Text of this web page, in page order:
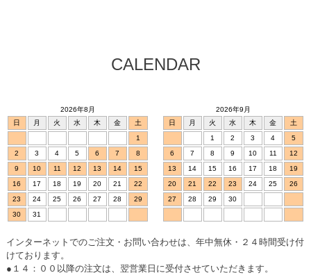
CALENDAR
2026年8月
日
月 火 水 木 金
土
1
2
3 4 5 6 7
8
9
10 11 12 13 14
15
16
17 18 19 20 21
22
23
24 25 26 27 28
29
30
31
2026年9月
日
月 火 水 木 金
土
1
2 3 4
5
6
7 8 9 10 11
12
13
14 15 16 17 18
19
20
21 22 23 24 25
26
27
28 29 30
インターネットでのご注文・お問い合わせは、年中無休・２４時間受け付
けております。
●１４：００以降の注文は、翌営業日に受付させていただきます。